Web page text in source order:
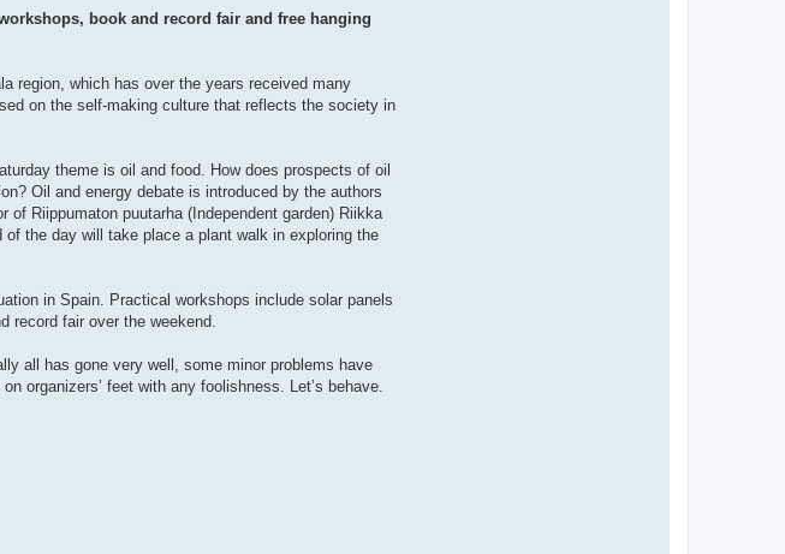
book and record fair and free hanging
region, which has over the years received many
on the self-making culture that reflects the society in
theme is oil and food. How does prospects of oil
Oil and energy debate is introduced by the authors
Riippumaton puutarha (Independent garden) Riikka
the day will take place a plant walk in exploring the
in Spain. Practical workshops include solar panels
record fair over the weekend.
all has gone very well, some minor problems have
organizers’ feet with any foolishness. Let’s behave.